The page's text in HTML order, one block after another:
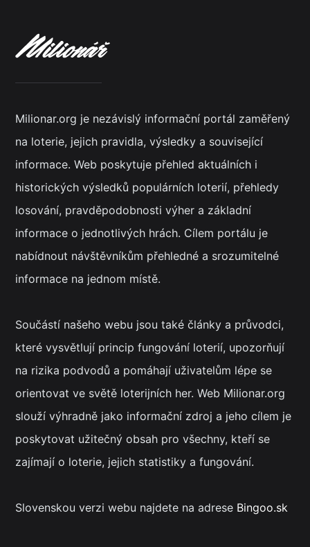
Milionar.org je nezávislý informační portál zaměřený
na loterie, jejich pravidla, výsledky a související
informace. Web poskytuje přehled aktuálních i
historických výsledků populárních loterií, přehledy
losování, pravděpodobnosti výher a základní
informace o jednotlivých hrách. Cílem portálu je
nabídnout návštěvníkům přehledné a srozumitelné
informace na jednom místě.
Součástí našeho webu jsou také články a průvodci,
které vysvětlují princip fungování loterií, upozorňují
na rizika podvodů a pomáhají uživatelům lépe se
orientovat ve světě loterijních her. Web Milionar.org
slouží výhradně jako informační zdroj a jeho cílem je
poskytovat užitečný obsah pro všechny, kteří se
zajímají o loterie, jejich statistiky a fungování.
Slovenskou verzi webu najdete na adrese Bingoo.sk